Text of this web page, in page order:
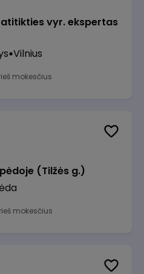
vyr. ekspertas
Vilnius
mokesčius
(Tilžės g.)
mokesčius